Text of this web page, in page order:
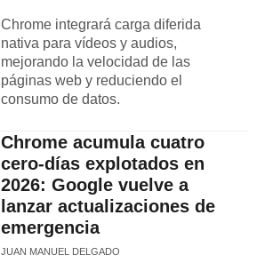
Chrome integrará carga diferida
nativa para vídeos y audios,
mejorando la velocidad de las
páginas web y reduciendo el
consumo de datos.
Chrome acumula cuatro
cero-días explotados en
2026: Google vuelve a
lanzar actualizaciones de
emergencia
JUAN MANUEL DELGADO